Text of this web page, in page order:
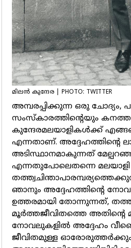
മിലന്‍ കുന്ദേര | PHOTO: TWITTER
അമ്പരപ്പിക്കുന്ന ഒരു ചോദ്യം,
സംസ്‌കാരത്തിന്റെയും കനത്ത
കുന്ദേരമലയാളികള്‍ക്ക്
എന്നതാണ്. അദ്ദേഹത്തിന്റെ
അടിസ്ഥാനമാകുന്നത്
എന്നതുപോലെതന്നെ മലയാളി
ഞാനും അദ്ദേഹത്തിന്റെ
ഉത്തരമായി തോന്നുന്നത്,
മൂര്‍ത്തജീവിതത്തെ
നോവലുകളില്‍ അദ്ദേഹം
ജീവിതമുള്ള ഓരോരുത്തര്‍ക്കും